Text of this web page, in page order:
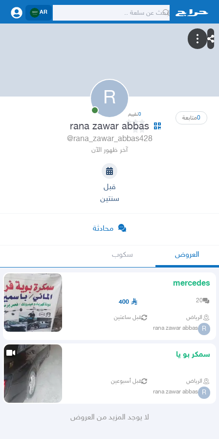
AR
R
0متابعة 0تقييم
rana zawar abbas
@rana_zawar_abbas428
آخر ظهور الآن
قبل
سنتين
محادثة
العروض سكوب
mercedes
20
400
الرياض قبل ساعتين
R
rana zawar abbas
سمکر بو يا
الرياض قبل أسبوعين
R
rana zawar abbas
لا يوجد المزيد من العروض